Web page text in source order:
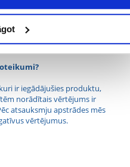
ir iegādājušies produktu,
norādītais vērtējums ir
atsauksmju apstrādes mēs
vērtējumus.